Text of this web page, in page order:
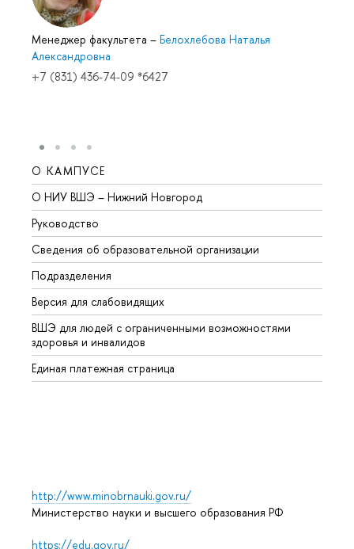
Менеджер факультета – Белохлебова Наталья
Александровна
+7 (831) 436-74-09 *6427
О КАМПУСЕ
О НИУ ВШЭ – Нижний Новгород
Руководство
Сведения об образовательной организации
Подразделения
Версия для слабовидящих
ВШЭ для людей с ограниченными возможностями
здоровья и инвалидов
Единая платежная страница
http://www.minobrnauki.gov.ru/
Министерство науки и высшего образования РФ
https://edu.gov.ru/